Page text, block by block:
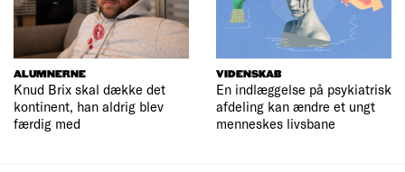
ALUMNERNE
Knud Brix skal dække det
kontinent, han aldrig blev
færdig med
VIDENSKAB
En indlæggelse på psykiatrisk
afdeling kan ændre et ungt
menneskes livsbane